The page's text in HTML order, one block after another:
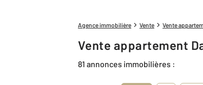
Agence immobilière Vente Vente
Vente appartement
81 annonces immobilières :